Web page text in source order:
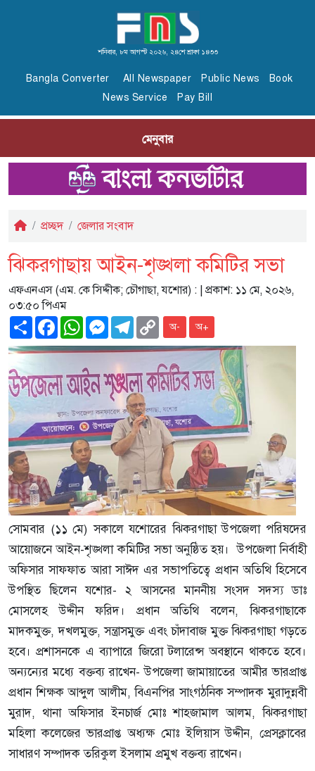
শনিবার, ৮ম আগস্ট ২০২৬, ২৪শে শ্রাবণ ১৪৩৩
Bangla Converter All Newspaper Public News
Book
News Service
Pay Bill
মেনুবার
প্রচ্ছদ জেলার সংবাদ
ঝিকরগাছায় আইন-শৃঙ্খলা কমিটির সভা
এফএনএস (এম. কে সিদ্দীক; চৌগাছা, যশোর) : | প্রকাশ: ১১ মে, ২০২৬,
০৩:৫০ পিএম
ShareFacebookWhatsAppMessenger
Telegram
Copy
Link
অ- অ+
সোমবার (১১ মে) সকালে যশোরের ঝিকরগাছা উপজেলা পরিষদের
আয়োজনে আইন-শৃঙ্খলা কমিটির সভা অনুষ্ঠিত হয়। উপজেলা নির্বাহী
অফিসার সাফফাত আরা সাঈদ এর সভাপতিত্বে প্রধান অতিথি হিসেবে
উপস্থিত ছিলেন যশোর- ২ আসনের মাননীয় সংসদ সদস্য ডাঃ
মোসলেহ উদ্দীন ফরিদ। প্রধান অতিথি বলেন, ঝিকরগাছাকে
মাদকমুক্ত, দখলমুক্ত, সন্ত্রাসমুক্ত এবং চাঁদাবাজ মুক্ত ঝিকরগাছা গড়তে
হবে। প্রশাসনকে এ ব্যাপারে জিরো টলারেন্স অবস্থানে থাকতে হবে।
অন্যন্যের মধ্যে বক্তব্য রাখেন- উপজেলা জামায়াতের আমীর ভারপ্রাপ্ত
প্রধান শিক্ষক আব্দুল আলীম, বিএনপির সাংগঠনিক সম্পাদক মুরাদুন্নবী
মুরাদ, থানা অফিসার ইনচার্জ মোঃ শাহজামাল আলম, ঝিকরগাছা
মহিলা কলেজের ভারপ্রাপ্ত অধ্যক্ষ মোঃ ইলিয়াস উদ্দীন, প্রেসক্লাবের
সাধারণ সম্পাদক তরিকুল ইসলাম প্রমুখ বক্তব্য রাখেন।